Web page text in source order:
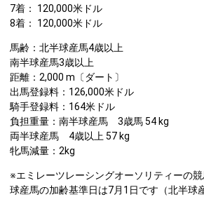
7着： 120,000米ドル
8着： 120,000米ドル
馬齢：北半球産馬4歳以上
南半球産馬3歳以上
距離：2,000 m〔ダート〕
出馬登録料：126,000米ドル
騎手登録料：164米ドル
負担重量：南半球産馬 3歳馬 54 kg
両半球産馬 4歳以上 57 kg
牝馬減量：2kg
※エミレーツレーシングオーソリティーの
球産馬の加齢基準日は7月1日です（北半球